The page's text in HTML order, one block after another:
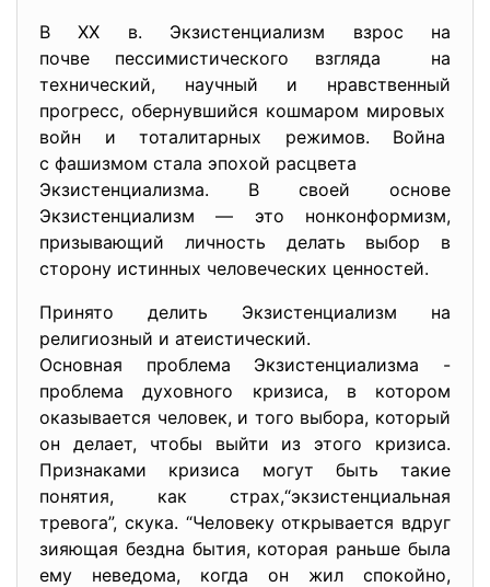
В ХХ в. Экзистенциализм взрос на
почве пессимистического взгляда на
технический, научный и нравственный
прогресс, обернувшийся кошмаром мировых
войн и тоталитарных режимов. Война
с фашизмом стала эпохой расцвета
Экзистенциализма. В своей основе
Экзистенциализм — это нонконформизм,
призывающий личность делать выбор в
сторону истинных человеческих ценностей.
Принято делить Экзистенциализм на
религиозный и атеистический.
Основная проблема Экзистенциализма -
проблема духовного кризиса, в котором
оказывается человек, и того выбора, который
он делает, чтобы выйти из этого кризиса.
Признаками кризиса могут быть такие
понятия, как страх,“экзистенциальная
тревога”, скука. “Человеку открывается вдруг
зияющая бездна бытия, которая раньше была
ему неведома, когда он жил спокойно,